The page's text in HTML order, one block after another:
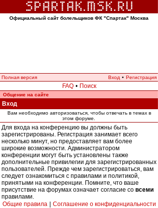
Официальный сайт болельщиков ФК "Спартак" Москва
Полная версия Вход • Регистрация
FAQ • Поиск
Общение на сайте
Вход
Вам необходимо авторизоваться, чтобы отвечать в темах в
этом форуме.
Для входа на конференцию вы должны быть
зарегистрированы. Регистрация занимает всего
несколько минут, но предоставляет вам более
широкие возможности. Администратором
конференции могут быть установлены также
дополнительные привилегии для зарегистрированных
пользователей. Прежде чем зарегистрироваться, вам
следует ознакомиться с правилами и политикой,
принятыми на конференции. Помните, что ваше
присутствие на форумах означает согласие со всеми
правилами.
Общие правила
Соглашение о конфиденциальности